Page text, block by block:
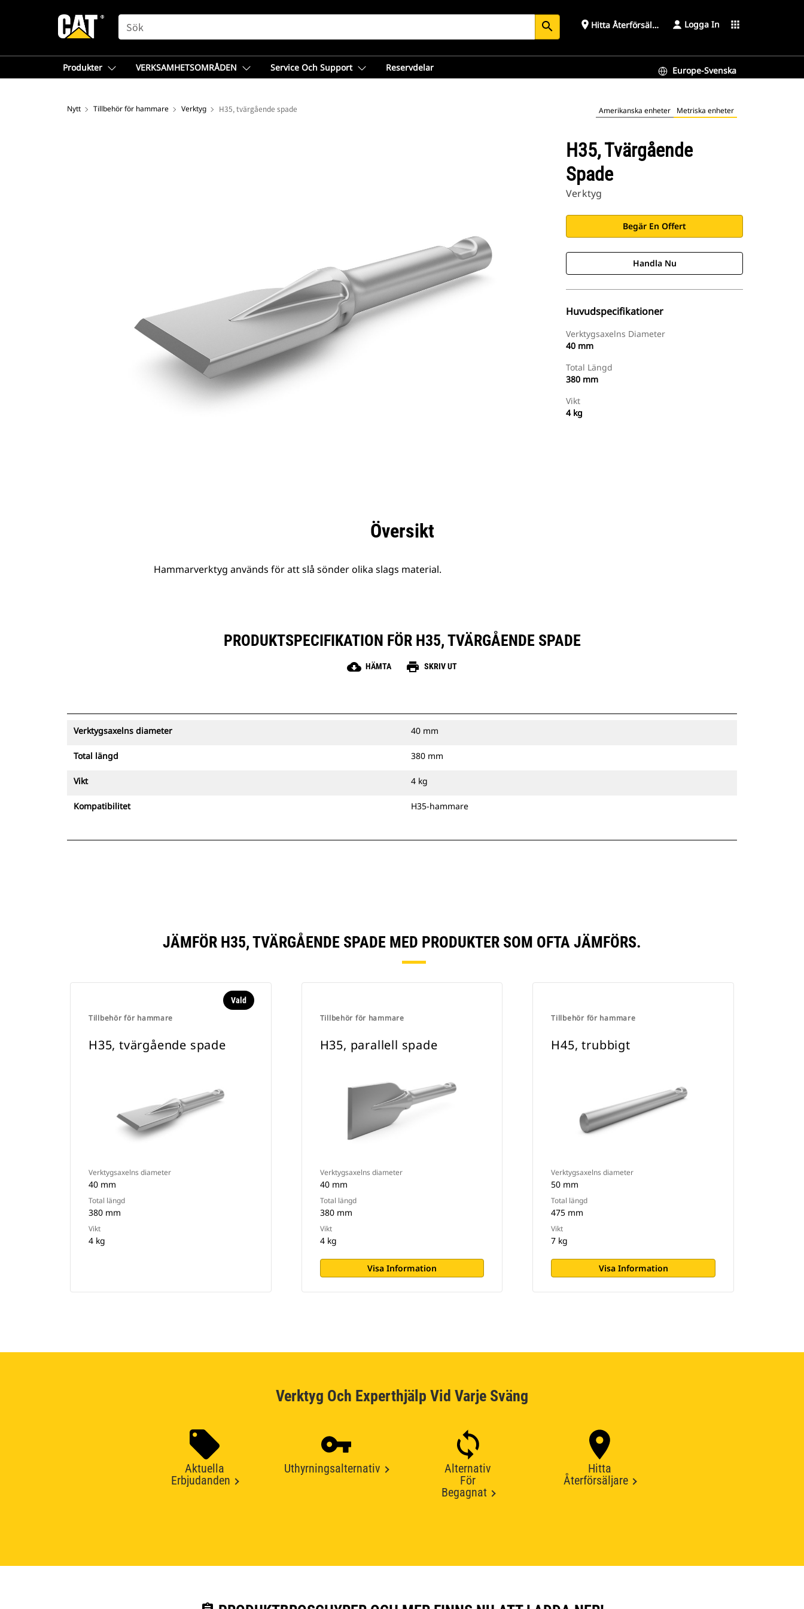
SEARCH search place Hitta Återförsäljare Logga In apps
Produkter VERKSAMHETSOMRÅDEN Service Och Support Reservdelar Europe-Svenska
Nytt Tillbehör för hammare Verktyg H35, tvärgående spade Amerikanska enheter Metriska enheter
H35, Tvärgående
Spade
Verktyg
Begär En Offert
Handla Nu
Huvudspecifikationer
Verktygsaxelns Diameter
40 mm
Total Längd
380 mm
Vikt
4 kg
SpecifikationerÖversikt
Hammarverktyg används för att slå sönder olika slags material.
PRODUKTSPECIFIKATION FÖR H35, TVÄRGÅENDE SPADE
cloud_download HÄMTA print SKRIV UT
Verktygsaxelns diameter 40 mm
Total längd 380 mm
Vikt 4 kg
Kompatibilitet H35-hammare
JÄMFÖR H35, TVÄRGÅENDE SPADE MED PRODUKTER SOM OFTA JÄMFÖRS.
Tillbehör för hammare
Vald
H35, tvärgående spade
Verktygsaxelns diameter
40 mm
Total längd
380 mm
Vikt
4 kg
Tillbehör för hammare
H35, parallell spade
Verktygsaxelns diameter
40 mm
Total längd
380 mm
Vikt
4 kg
Visa Information
Tillbehör för hammare
H45, trubbigt
Verktygsaxelns diameter
50 mm
Total längd
475 mm
Vikt
7 kg
Visa Information
Verktyg Och Experthjälp Vid Varje Sväng
Aktuella
Erbjudanden
Uthyrningsalternativ
Alternativ
För
Begagnat
Hitta
Återförsäljare